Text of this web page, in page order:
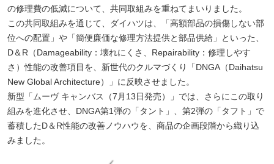
の修理費の低減について、共同取組みを重ねてまいりました。
この共同取組みを通じて、ダイハツは、「高額部品の損傷しない部
位への配置」や「簡便廉価な修理方法提供と部品供給」といった、
D＆R（Damageability：壊れにくさ、Repairability：修理しやす
さ）性能の改善項目を、新世代のクルマづくり「DNGA（Daihatsu
New Global Architecture）」に反映させました。
新型「ムーヴ キャンバス（7月13日発売）」では、さらにこの取り
組みを進化させ、DNGA第1弾の「タント」、第2弾の「タフト」で
蓄積したD＆R性能の改善ノウハウを、商品の企画段階から織り込
みました。